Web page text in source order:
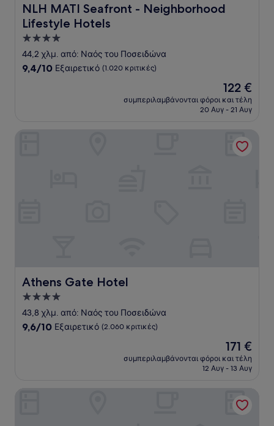
NLH MATI Seafront - Neighborhood
Lifestyle Hotels
NLH MATI Seafront - Neighborhood Lifestyle Hotels
Κατάλυμα
με
4.0
44,2 χλμ. από: Ναός του Ποσειδώνα
9.4
9,4/10 Εξαιρετικό (1.020 κριτικές)
Η
τιμή
είναι
122 €
συμπεριλαμβάνονται φόροι και τέλη
20 Αυγ - 21 Αυγ
Athens Gate Hotel
Athens Gate Hotel
Κατάλυμα
με
4.0
43,8 χλμ. από: Ναός του Ποσειδώνα
9.6
9,6/10 Εξαιρετικό (2.060 κριτικές)
Η
τιμή
είναι
171 €
συμπεριλαμβάνονται φόροι και τέλη
12 Αυγ - 13 Αυγ